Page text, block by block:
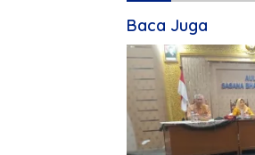
Baca Juga